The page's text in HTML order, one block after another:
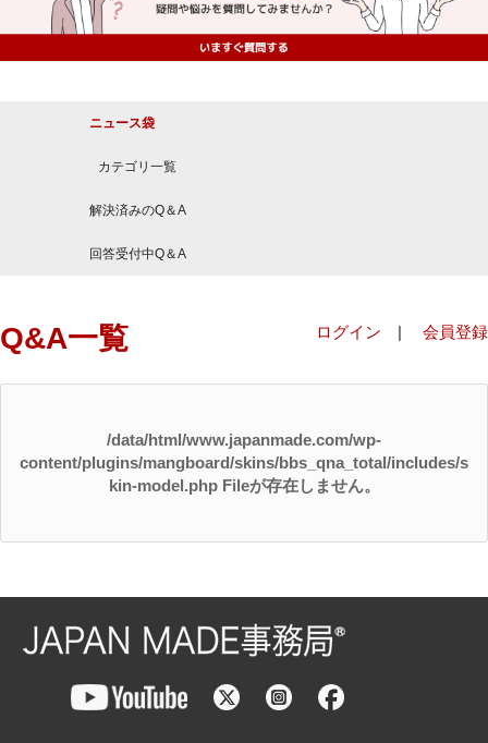
ニュース袋
カテゴリ一覧
解決済みのQ＆A
回答受付中Q＆A
Q&A一覧 ログイン | 会員登録
/data/html/www.japanmade.com/wp-
content/plugins/mangboard/skins/bbs_qna_total/includes/s
kin-model.php Fileが存在しません。